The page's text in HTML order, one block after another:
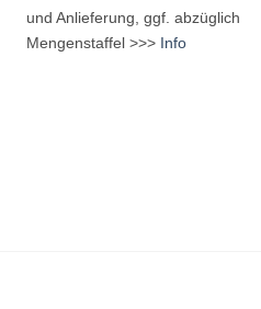
und Anlieferung, ggf. abzüglich
Mengenstaffel >>> Info